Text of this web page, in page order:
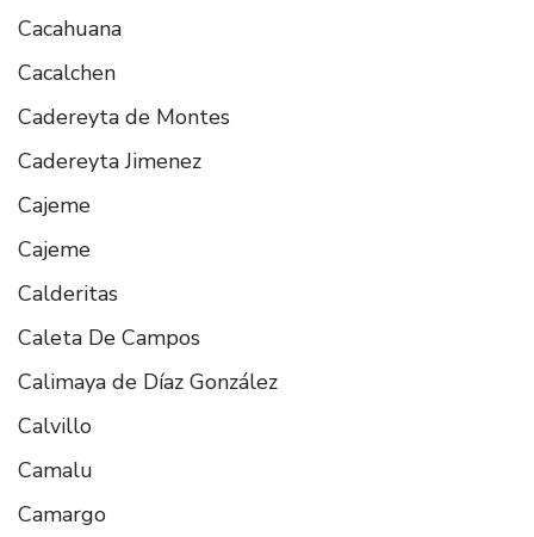
Cacahuana
Cacalchen
Cadereyta de Montes
Cadereyta Jimenez
Cajeme
Cajeme
Calderitas
Caleta De Campos
Calimaya de Díaz González
Calvillo
Camalu
Camargo